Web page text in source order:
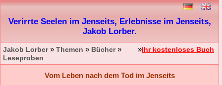
Verirrte Seelen im Jenseits, Erlebnisse im Jenseits,
Jakob Lorber.
» Ihr kostenloses Buch
Jakob Lorber » Themen » Bücher »
Leseproben
Vom Leben nach dem Tod im Jenseits